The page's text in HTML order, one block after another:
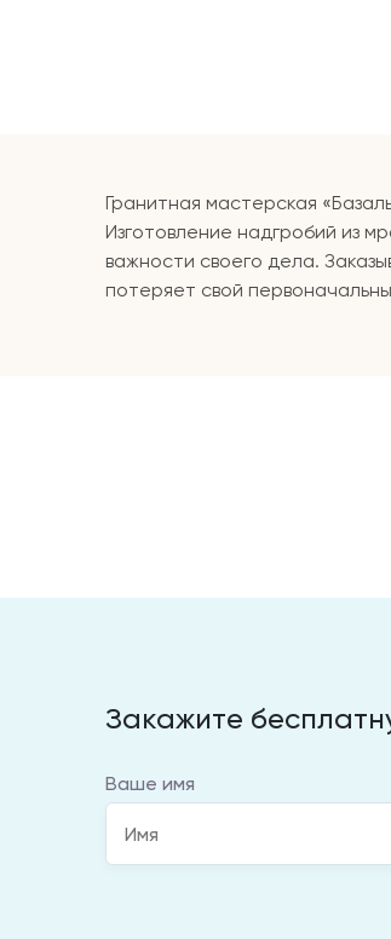
Гранитная мастерская
Изготовление надгробий из
важности своего дела.
потеряет свой
Закажите
Ваше имя